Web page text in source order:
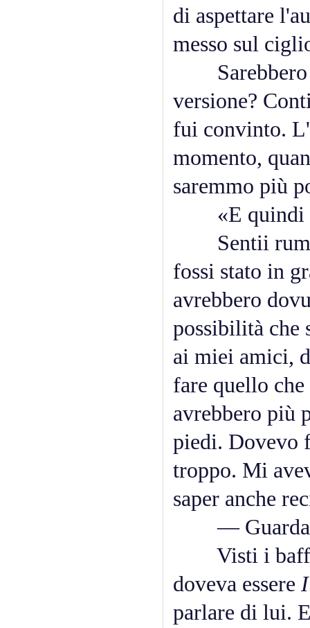
di aspettare
messo sul
Sarebbero
versione?
fui convinto.
momento,
saremmo più
«E quindi tu
Sentii
fossi stato in
avrebbero
possibilità che
ai miei amici,
fare quello
avrebbero più
piedi. Dovevo
troppo. Mi
saper anche
—
Visti i baffi
doveva essere
parlare di lui.